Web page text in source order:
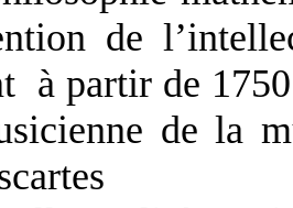
de
à partir de
de la